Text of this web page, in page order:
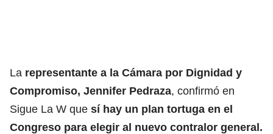
La representante a la Cámara por Dignidad y
Compromiso, Jennifer Pedraza, confirmó en
Sigue La W que sí hay un plan tortuga en el
Congreso para elegir al nuevo contralor general.